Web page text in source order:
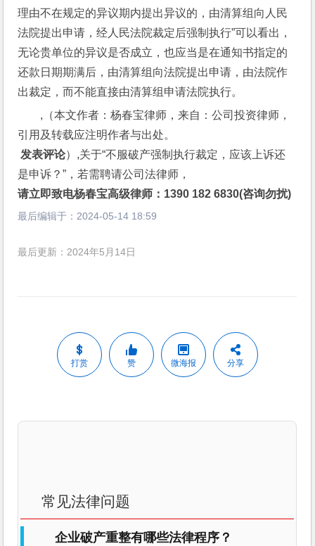
理由不在规定的异议期内提出异议的，由清算组向人民
法院提出申请，经人民法院裁定后强制执行”可以看出，
无论贵单位的异议是否成立，也应当是在通知书指定的
还款日期期满后，由清算组向法院提出申请，由法院作
出裁定，而不能直接由清算组申请法院执行。
,（本文作者：杨春宝律师，来自：公司投资律师，
引用及转载应注明作者与出处。
发表评论）,关于“不服破产强制执行裁定，应该上诉还
是申诉？”，若需聘请公司法律师，
请立即致电杨春宝高级律师：1390 182 6830(咨询勿扰)
最后编辑于： 2024-05-14 18:59
最后更新：2024年5月14日
打赏 赞 微海报 分享
常见法律问题
企业破产重整有哪些法律程序？